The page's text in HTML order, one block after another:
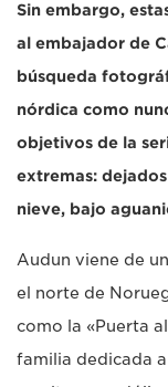
Sin embargo,
al embajador de
búsqueda
nórdica como
objetivos de la
extremas:
nieve, bajo
Audun viene de
el norte de
como la «Puerta
familia dedicada